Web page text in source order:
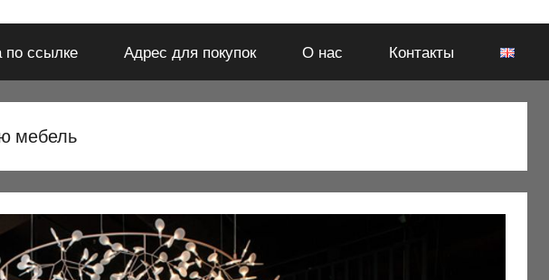
по ссылке Адрес для покупок О нас Контакты
мебель